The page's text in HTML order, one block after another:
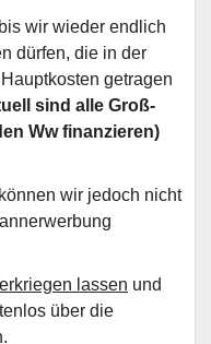
wir wieder endlich
dürfen, die in der
getragen
sind alle Groß-
Ww finanzieren)
wir jedoch nicht
lassen und
über die